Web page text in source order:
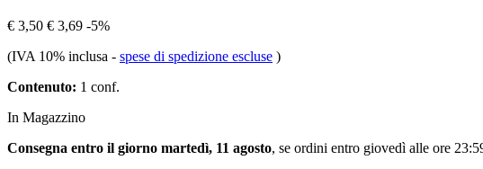
€ 3,50 € 3,69 -5%
(IVA 10% inclusa - spese di spedizione escluse )
Contenuto: 1 conf.
In Magazzino
Consegna entro il giorno martedì, 11 agosto, se ordini entro giovedì alle ore